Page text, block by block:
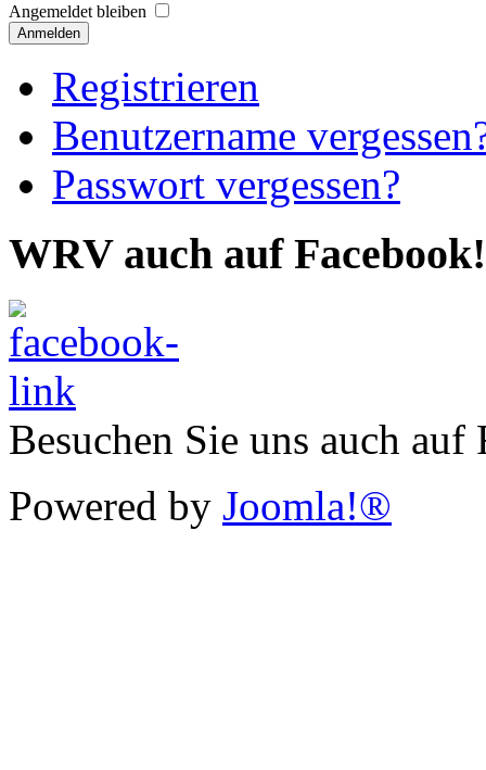
Angemeldet bleiben
Anmelden
Registrieren
Benutzername
Passwort vergessen?
WRV auch auf Facebook!
Besuchen Sie uns auch auf
Powered by Joomla!®